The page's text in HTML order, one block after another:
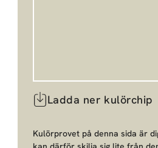
Ladda ner kulörchip
Kulörprovet på denna sida är